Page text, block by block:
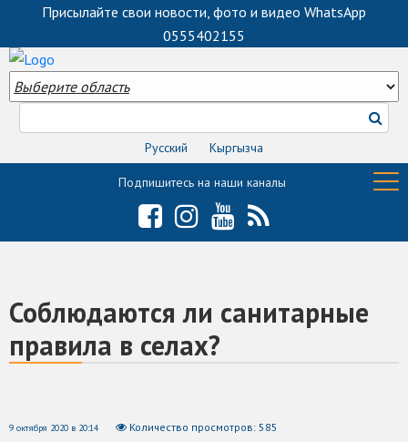
Присылайте свои новости, фото и видео WhatsApp
0555402155
Русский Кыргызча
Подпишитесь на наши каналы
Соблюдаются ли санитарные
правила в селах?
9 октября 2020 в 20:14 Количество просмотров: 585